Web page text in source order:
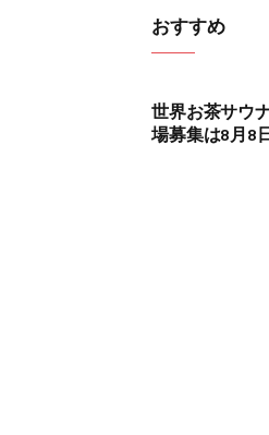
おすすめ
世界お茶サウ
場募集は8月8